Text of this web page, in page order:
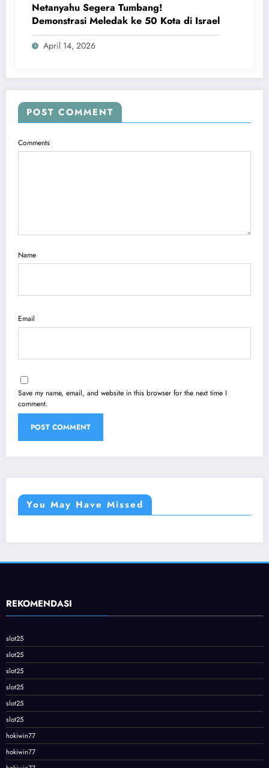
Netanyahu Segera Tumbang!
Demonstrasi Meledak ke 50 Kota di Israel
April 14, 2026
POST COMMENT
Comments
Name
Email
Save my name, email, and website in this browser for the next time I
comment.
You May Have Missed
REKOMENDASI
slot25
slot25
slot25
slot25
slot25
slot25
hokiwin77
hokiwin77